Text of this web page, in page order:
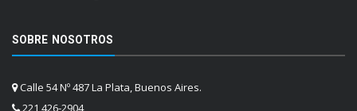
SOBRE NOSOTROS
Calle 54 Nº 487 La Plata, Buenos Aires.
221 426-2904